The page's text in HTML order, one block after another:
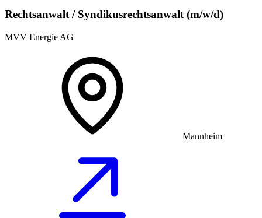
Rechtsanwalt / Syndikusrechtsanwalt (m/w/d)
MVV Energie AG
Mannheim